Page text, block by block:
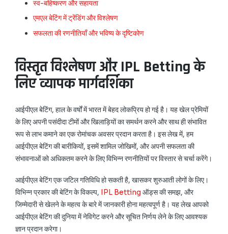
स्व-बहिष्करण और सहायता
एमएल बेटिंग में ट्रेंडिंग और विश्लेषण
सफलता की रणनीतियाँ और भविष्य के दृष्टिकोण
विस्तृत विश्लेषण और IPL Betting के
लिए व्यापक मार्गदर्शिका
आईपीएल बेटिंग, हाल के वर्षों में भारत में बेहद लोकप्रिय हो गई है। यह खेल प्रेमियों
के लिए अपनी पसंदीदा टीमों और खिलाड़ियों का समर्थन करने और साथ ही संभावित
रूप से लाभ कमाने का एक रोमांचक अवसर प्रदान करता है। इस लेख में, हम
आईपीएल बेटिंग की बारीकियों, इसमें शामिल जोखिमों, और अपनी सफलता की
संभावनाओं को अधिकतम करने के लिए विभिन्न रणनीतियों पर विस्तार से चर्चा करेंगे।
आईपीएल बेटिंग एक जटिल गतिविधि हो सकती है, खासकर शुरुआती लोगों के लिए।
विभिन्न प्रकार की बेटिंग के विकल्प, IPL Betting ऑड्स की समझ, और
जिम्मेदारी से खेलने के महत्व के बारे में जानकारी होना महत्वपूर्ण है। यह लेख आपको
आईपीएल बेटिंग की दुनिया में नेविगेट करने और सूचित निर्णय लेने के लिए आवश्यक
ज्ञान प्रदान करेगा।